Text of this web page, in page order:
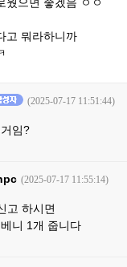
고 뭐라하니까
(2025-07-17 11:51:44)
임?
(2025-07-17 11:55:14)
고 하시면
니 1개 줍니다